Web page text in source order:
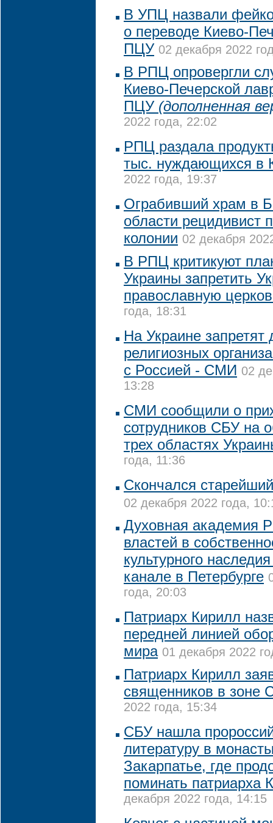
В УПЦ назвали
о переводе Киево-
ПЦУ 02 декабря 2022
В РПЦ опровергли
Киево-Печерской
ПЦУ (дополненная
2022 года, 22:02
РПЦ раздала
тыс. нуждающихся в
2022 года, 19:37
Ограбивший храм в
области рецидивист
колонии 02 декабря
В РПЦ критикуют
Украины запретить
православную
года, 18:31
На Украине запретят
религиозных
с Россией - СМИ 02
13:28
СМИ сообщили о
сотрудников СБУ на
трех областях
года, 11:36
Скончался
02 декабря 2022 года,
Духовная академия
властей в
культурного
канале в Петербурге
года, 20:03
Патриарх Кирилл
передней линией
мира 01 декабря 2022
Патриарх Кирилл
священников в зоне
2022 года, 15:34
CБУ нашла
литературу в
Закарпатье, где
поминать патриарха
декабря 2022 года, 14:15